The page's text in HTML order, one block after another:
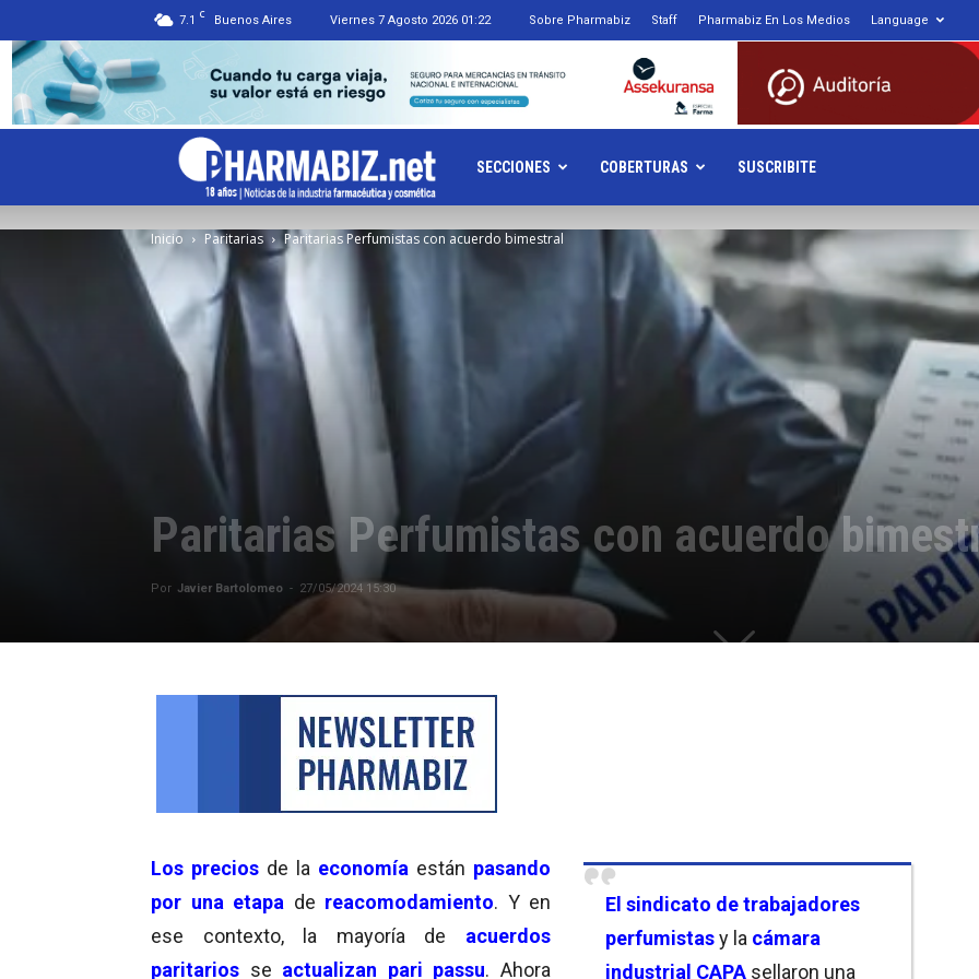
7.1 C Buenos Aires Viernes 7 Agosto 2026 01:22 Sobre Pharmabiz Staff Pharmabiz En Los Medios Language
Pharmabiz.NET
SECCIONES COBERTURAS SUSCRIBITE
Inicio Paritarias Paritarias Perfumistas con acuerdo bimestral
Paritarias Perfumistas con acuerdo
Por Javier Bartolomeo - 27/05/2024 15:30
El sindicato de trabajadores
perfumistasy la cámara
industrial CAPA sellaron una
Los precios de la economía están pasando
por una etapa de reacomodamiento. Y en
ese contexto, la mayoría de acuerdos
paritarios se actualizan pari passu. Ahora